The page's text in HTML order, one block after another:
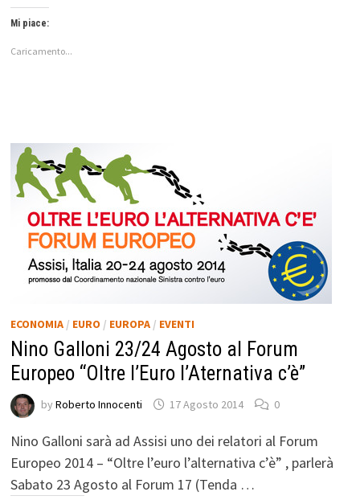
Mi piace:
Caricamento...
ECONOMIA/ EURO / EUROPA/ EVENTI
Nino Galloni 23/24 Agosto al Forum
Europeo “Oltre l’Euro l’Aternativa c’è”
by Roberto Innocenti 17 Agosto 2014 0
Nino Galloni sarà ad Assisi uno dei relatori al Forum
Europeo 2014 – “Oltre l’euro l’alternativa c’è” , parlerà
Sabato 23 Agosto al Forum 17 (Tenda …